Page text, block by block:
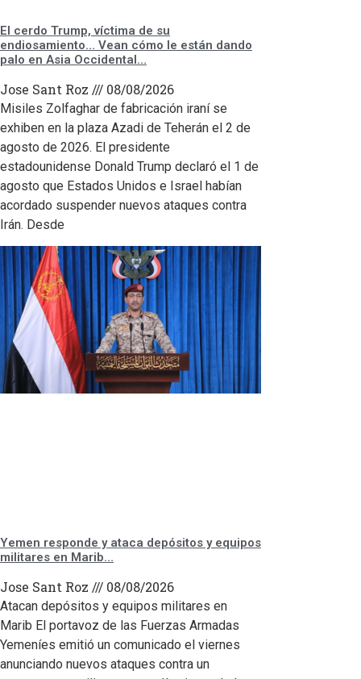
El cerdo Trump, víctima de su
endiosamiento… Vean cómo le están dando
palo en Asia Occidental…
Jose Sant Roz 08/08/2026
Misiles Zolfaghar de fabricación iraní se
exhiben en la plaza Azadi de Teherán el 2 de
agosto de 2026. El presidente
estadounidense Donald Trump declaró el 1 de
agosto que Estados Unidos e Israel habían
acordado suspender nuevos ataques contra
Irán. Desde
Yemen responde y ataca depósitos y equipos
militares en Marib…
Jose Sant Roz 08/08/2026
Atacan depósitos y equipos militares en
Marib El portavoz de las Fuerzas Armadas
Yemeníes emitió un comunicado el viernes
anunciando nuevos ataques contra un